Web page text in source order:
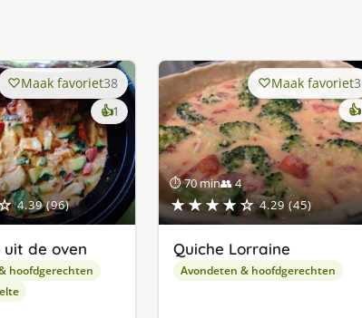
4.39 (96)
Maak favoriet38
👍1 keer
lekker
gevonden
uit de oven
hoofdgerechten
⏱ 70 min👥 4
★★★★☆ 4.29 (45)
Maak favoriet3
👍
Quiche Lorraine
Avondeten & hoofdgerechten